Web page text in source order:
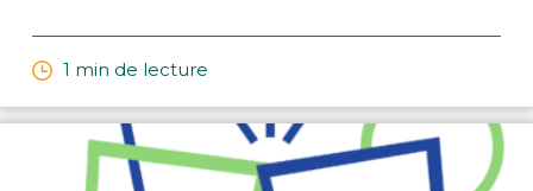
1 min de lecture